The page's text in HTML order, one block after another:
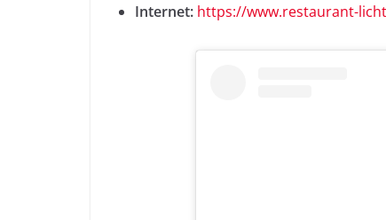
Internet: https://www.restaurant-